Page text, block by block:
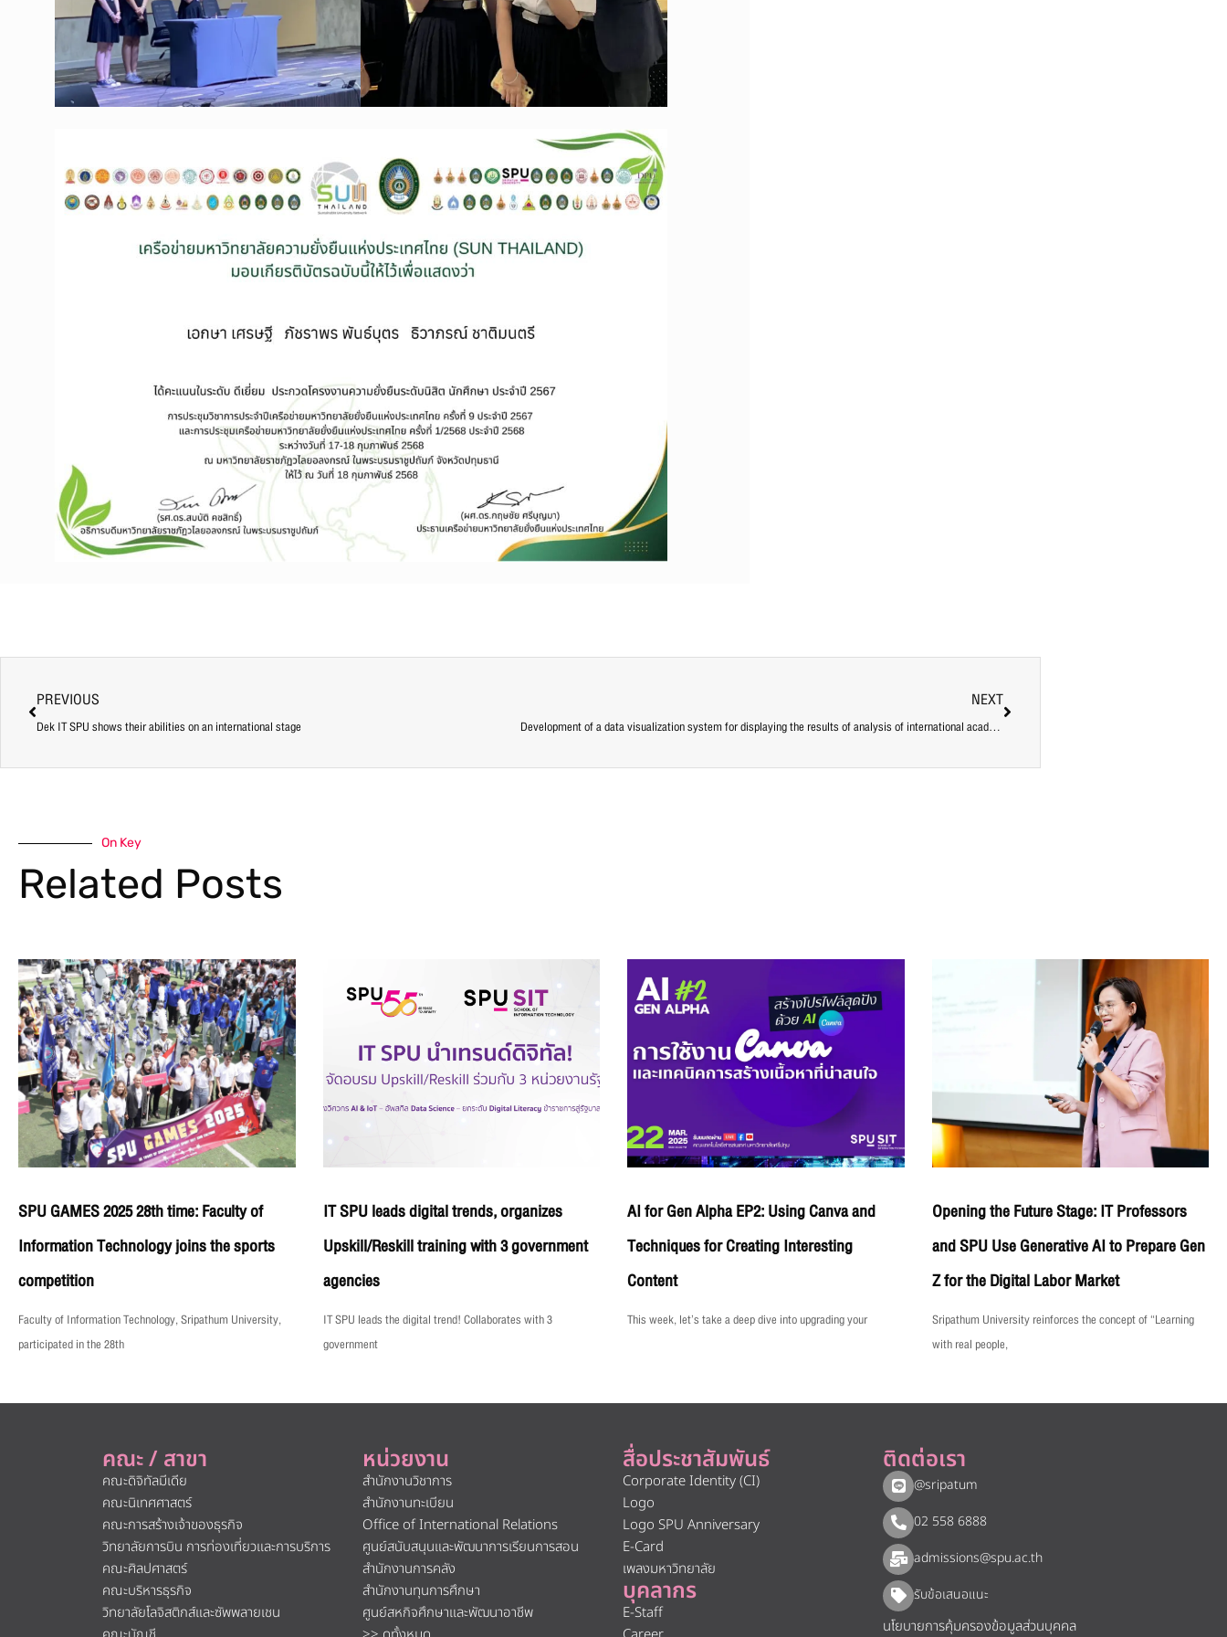
PREVIOUS
Dek IT SPU shows their abilities on an international stage
NEXT
Development of a data visualization system for displaying the results of analysis of international academic journal publication data: A case study of Rajamangala University of Technology Thanyaburi
On Key
Related Posts
SPU GAMES 2025 28th time: Faculty of
Information Technology joins the sports
competition
Faculty of Information Technology, Sripathum University,
participated in the 28th
IT SPU leads digital trends, organizes
Upskill/Reskill training with 3 government
agencies
IT SPU leads the digital trend! Collaborates with 3
government
AI for Gen Alpha EP2: Using Canva and
Techniques for Creating Interesting
Content
This week, let’s take a deep dive into upgrading your
Opening the Future Stage: IT Professors
and SPU Use Generative AI to Prepare Gen
Z for the Digital Labor Market
Sripathum University reinforces the concept of “Learning
with real people,
คณะ / สาขา
คณะดิจิทัลมีเดีย
คณะนิเทศศาสตร์
คณะการสร้างเจ้าของธุรกิจ
วิทยาลัยการบิน การท่องเที่ยวและการบริการ
คณะศิลปศาสตร์
คณะบริหารธุรกิจ
วิทยาลัยโลจิสติกส์และซัพพลายเชน
หน่วยงาน
สำนักงานวิชาการ
สำนักงานทะเบียน
Office of International Relations
ศูนย์สนับสนุนและพัฒนาการเรียนการสอน
สำนักงานการคลัง
สำนักงานทุนการศึกษา
ศูนย์สหกิจศึกษาและพัฒนาอาชีพ
สื่อประชาสัมพันธ์
Corporate Identity (CI)
Logo
Logo SPU Anniversary
E-Card
เพลงมหาวิทยาลัย
บุคลากร
E-Staff
ติดต่อเรา
@sripatum
02 558 6888
admissions@spu.ac.th
รับข้อเสนอแนะ​
นโยบายการคุ้มครองข้อมูลส่วนบุคคล